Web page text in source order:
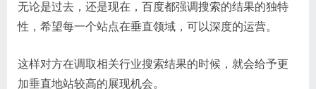
无论是过去，还是现在，百度都强调搜索的结果的独特
性，希望每一个站点在垂直领域，可以深度的运营。
这样对方在调取相关行业搜索结果的时候，就会给予更
加垂直地站较高的展现机会。